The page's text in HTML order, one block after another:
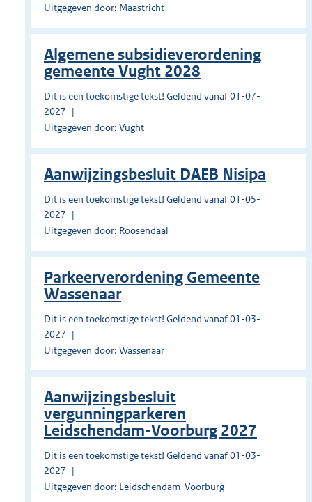
Uitgegeven door: Maastricht
Algemene subsidieverordening
gemeente Vught 2028
Dit is een toekomstige tekst! Geldend vanaf 01-07-
2027
Uitgegeven door: Vught
Aanwijzingsbesluit DAEB Nisipa
Dit is een toekomstige tekst! Geldend vanaf 01-05-
2027
Uitgegeven door: Roosendaal
Parkeerverordening Gemeente
Wassenaar
Dit is een toekomstige tekst! Geldend vanaf 01-03-
2027
Uitgegeven door: Wassenaar
Aanwijzingsbesluit
vergunningparkeren
Leidschendam-Voorburg 2027
Dit is een toekomstige tekst! Geldend vanaf 01-03-
2027
Uitgegeven door: Leidschendam-Voorburg